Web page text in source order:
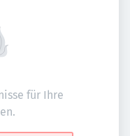
für Ihre